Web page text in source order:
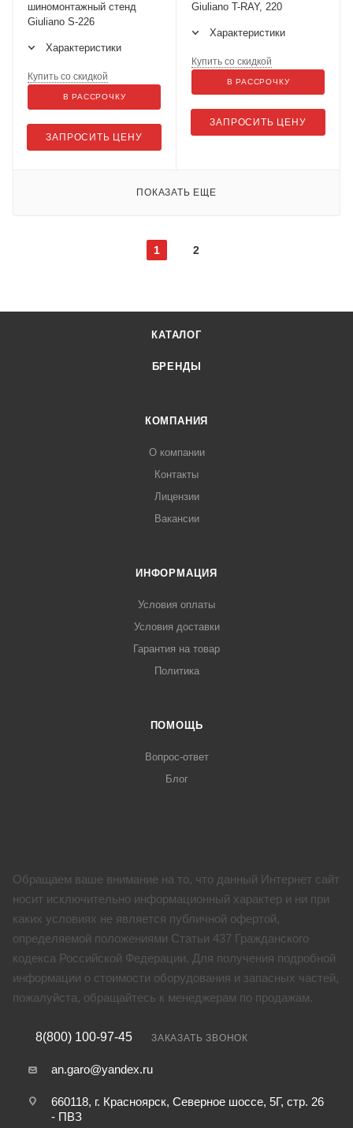
шиномонтажный стенд
Giuliano S-226
Характеристики
ЗАПРОСИТЬ ЦЕНУ
Купить со скидкой
В РАССРОЧКУ
Giuliano T-RAY, 220
Характеристики
ЗАПРОСИТЬ ЦЕНУ
Купить со скидкой
В РАССРОЧКУ
ПОКАЗАТЬ ЕЩЕ
1 2
КАТАЛОГ
БРЕНДЫ
КОМПАНИЯ
О компании
Контакты
Лицензии
Вакансии
ИНФОРМАЦИЯ
Условия оплаты
Условия доставки
Гарантия на товар
Политика
ПОМОЩЬ
Вопрос-ответ
Блог
Обращаем ваше внимание на то, что данный Интернет сайт
носит исключительно информационный характер и ни при
каких условиях не является публичной офертой,
определяемой положениями Статьи 437 Гражданского
кодекса Российской Федерации. Для получения подробной
информации о стоимости оборудования и запасных частей,
пожалуйста, обращайтесь к менеджерам по продажам.
8(800) 100-97-45 ЗАКАЗАТЬ ЗВОНОК
an.garo@yandex.ru
660118, г. Красноярск, Северное шоссе, 5Г, стр. 26
- ПВЗ